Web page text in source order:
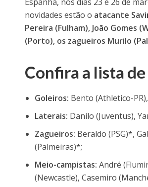
novidades estão o atacante
Pereira (Fulham), João Gomes
(Porto), os zagueiros Murilo
Confira a lista
Goleiros: Bento (Athletico-
Laterais: Danilo (Juventus),
Zagueiros: Beraldo (PSG)*,
(Palmeiras)*;
Meio-campistas:André
(Newcastle), Casemiro